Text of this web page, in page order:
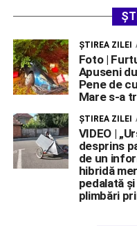
ŞTIREA ZILEI
Foto |
Apuseni
Pene de
Mare s-a
ŞTIREA ZILEI
VIDEO |
desprins
de un
hibridă
pedalată
plimbări